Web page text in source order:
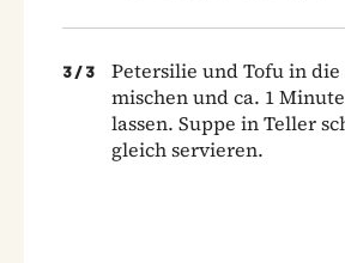
3 / 3
Petersilie und Tofu in die
mischen und ca. 1
lassen. Suppe in Teller
gleich servieren.